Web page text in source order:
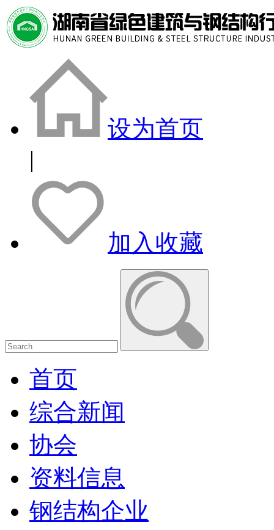
设为首页
|
加入收藏
首页
综合新闻
协会
资料信息
钢结构企业